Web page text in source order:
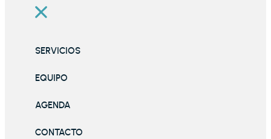
SERVICIOS
EQUIPO
AGENDA
CONTACTO